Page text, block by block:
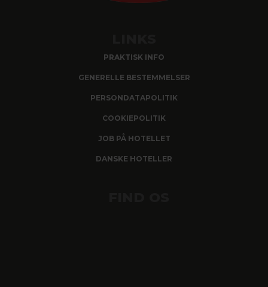
PRAKTISK INFO
GENERELLE BESTEMMELSER
PERSONDATAPOLITIK
COOKIEPOLITIK
JOB PÅ HOTELLET
DANSKE HOTELLER